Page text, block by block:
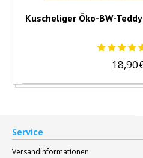
Kuscheliger Öko-BW-
Service
Versandinformationen